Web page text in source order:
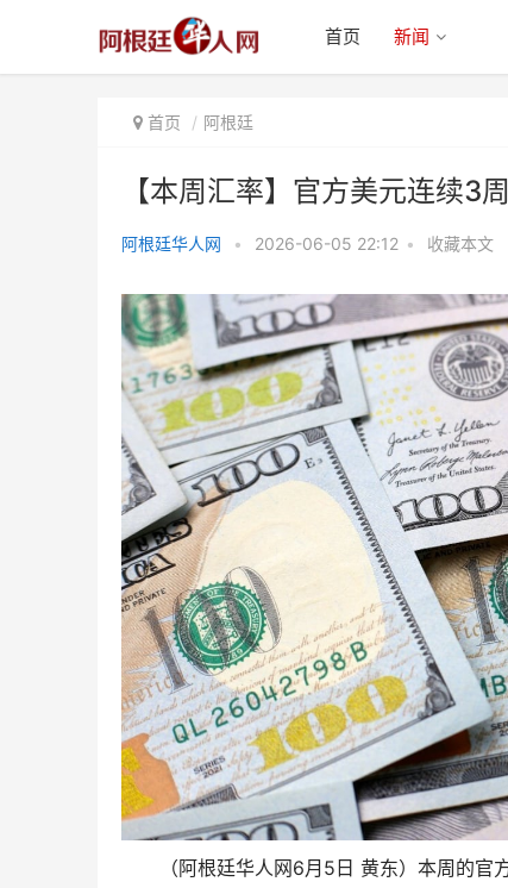
首页 新闻
首页 阿根廷
【本周汇率】官方美元连续3
阿根廷华人网 • 2026-06-05 22:12 • 收藏本文
（阿根廷华人网6月5日 黄东）本周的
涨，收于1460